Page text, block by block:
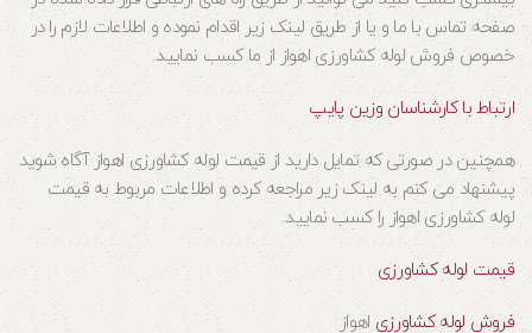
صفحه تماس با ما و یا از طریق لینک زیر اقدام نموده و اطلاعات لازم را در
خصوص فروش لوله کشاورزی اهواز از ما کسب نمایید.
ارتباط با کارشناسان وزین پایپ
همچنین در صورتی که تمایل دارید از قیمت لوله کشاورزی اهواز آگاه شوید
پیشنهاد می کنم به لینک زیر مراجعه کرده و اطلاعات مربوط به قیمت
لوله کشاورزی اهواز را کسب نمایید.
قیمت لوله کشاورزی
فروش لوله کشاورزی اهواز